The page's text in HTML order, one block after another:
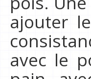
ajouter
avec le